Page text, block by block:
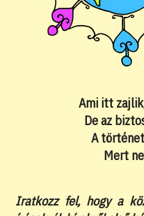
Ami itt
De az
A
Mert
Iratkozz fel, hogy a